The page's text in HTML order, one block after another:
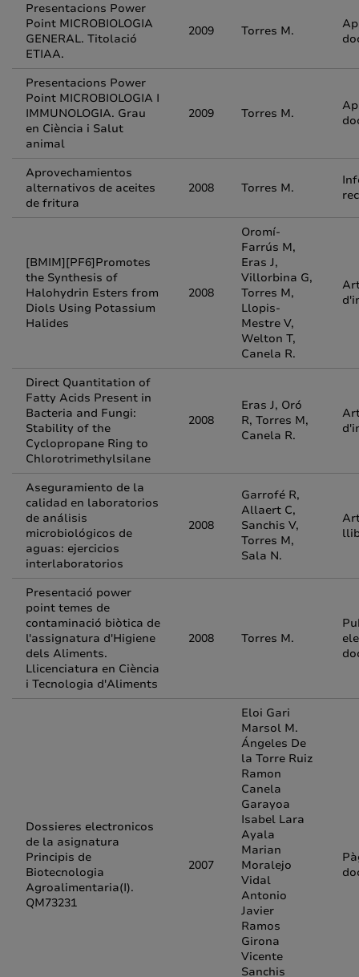
Presentacions Power
Point MICROBIOLOGIA
GENERAL. Titolació
ETIAA.
2009 Torres M.
Presentacions Power
Point MICROBIOLOGIA I
IMMUNOLOGIA. Grau
en Ciència i Salut
animal
2009 Torres M.
Aprovechamientos
alternativos de aceites
de fritura
2008 Torres M.
[BMIM][PF6]Promotes
the Synthesis of
Halohydrin Esters from
Diols Using Potassium
Halides
2008
Oromí-
Farrús M,
Eras J,
Villorbina G,
Torres M,
Llopis-
Mestre V,
Welton T,
Canela R.
Direct Quantitation of
Fatty Acids Present in
Bacteria and Fungi:
Stability of the
Cyclopropane Ring to
Chlorotrimethylsilane
2008
Eras J, Oró
R, Torres M,
Canela R.
Aseguramiento de la
calidad en laboratorios
de análisis
microbiológicos de
aguas: ejercicios
interlaboratorios
2008
Garrofé R,
Allaert C,
Sanchis V,
Torres M,
Sala N.
Presentació power
point temes de
contaminació biòtica de
l'assignatura d'Higiene
dels Aliments.
Llicenciatura en Ciència
i Tecnologia d'Aliments
2008 Torres M.
Dossieres electronicos
de la asignatura
Principis de
Biotecnologia
Agroalimentaria(I).
QM73231
2007
Eloi Gari
Marsol M.
Ángeles De
la Torre Ruiz
Ramon
Canela
Garayoa
Isabel Lara
Ayala
Marian
Moralejo
Vidal
Antonio
Javier
Ramos
Girona
Vicente
Sanchis